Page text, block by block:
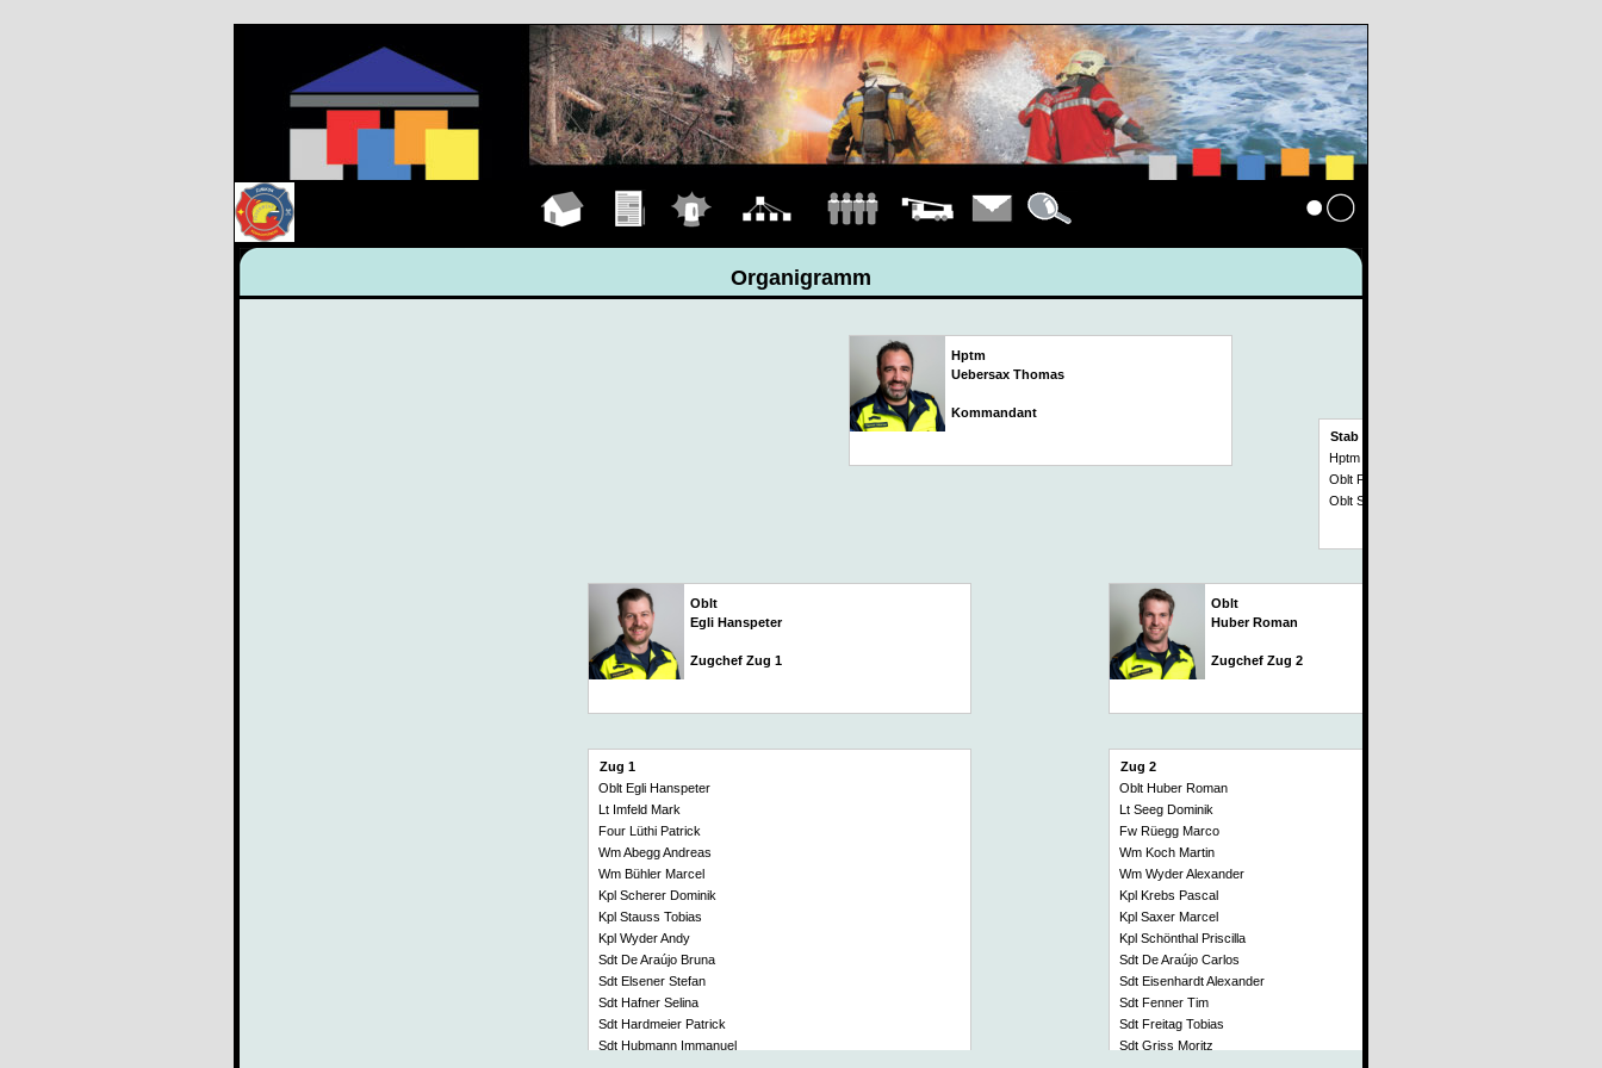
Organigramm
Hptm
Uebersax Thomas
Kommandant
Zug 1
Oblt Egli Hanspeter
Lt Imfeld Mark
Four Lüthi Patrick
Wm Abegg Andreas
Wm Bühler Marcel
Kpl Scherer Dominik
Kpl Stauss Tobias
Kpl Wyder Andy
Sdt De Araújo Bruna
Sdt Elsener Stefan
Sdt Hafner Selina
Sdt Hardmeier Patrick
Sdt Hubmann Immanuel
Zug 2
Oblt Huber Roman
Lt Seeg Dominik
Fw Rüegg Marco
Wm Koch Martin
Wm Wyder Alexander
Kpl Krebs Pascal
Kpl Saxer Marcel
Kpl Schönthal Priscilla
Sdt De Araújo Carlos
Sdt Eisenhardt Alexander
Sdt Fenner Tim
Sdt Freitag Tobias
Sdt Griss Moritz
Oblt
Huber Roman
Zugchef Zug 2
Stab
Hptm Uebersax Thomas
Oblt Fenner Christian
Oblt Schulthess Martin
Oblt
Egli Hanspeter
Zugchef Zug 1